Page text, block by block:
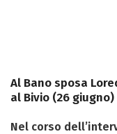
Al Bano sposa
al Bivio (26 giugno)
Nel corso